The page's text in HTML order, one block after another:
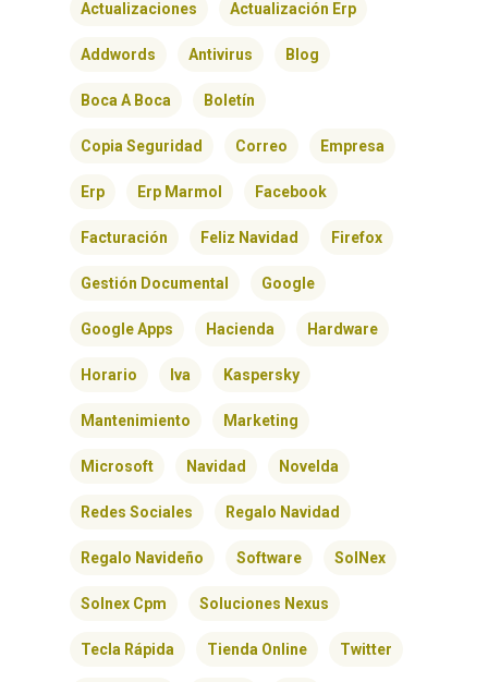
Actualizaciones Actualización Erp
Addwords Antivirus Blog
Boca A Boca Boletín
Copia Seguridad Correo Empresa
Erp Erp Marmol Facebook
Facturación Feliz Navidad Firefox
Gestión Documental Google
Google Apps Hacienda Hardware
Horario Iva Kaspersky
Mantenimiento Marketing
Microsoft Navidad Novelda
Redes Sociales Regalo Navidad
Regalo Navideño Software SolNex
Solnex Cpm Soluciones Nexus
Tecla Rápida Tienda Online Twitter